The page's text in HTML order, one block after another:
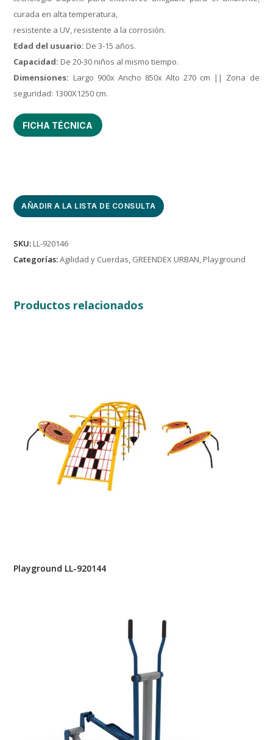
curada en alta temperatura,
resistente a UV, resistente a la corrosión.
Edad del usuario: De 3-15 años.
Capacidad: De 20-30 niños al mismo tiempo.
Dimensiones: Largo 900x Ancho 850x Alto 270 cm || Zona de
seguridad: 1300X1250 cm.
FICHA TÉCNICA
AÑADIR A LA LISTA DE CONSULTA
SKU: LL-920146
Categorías:Agilidad y Cuerdas, GREENDEX URBAN, Playground
Productos relacionados
Playground LL-920144